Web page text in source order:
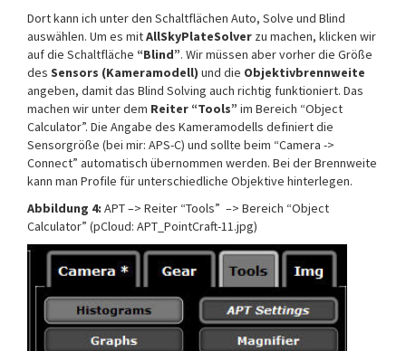
Dort kann ich unter den Schaltflächen Auto, Solve und Blind
auswählen. Um es mitAllSkyPlateSolver zu machen, klicken wir
auf die Schaltfläche “Blind”. Wir müssen aber vorher die Größe
des Sensors (Kameramodell) und die Objektivbrennweite
angeben, damit das Blind Solving auch richtig funktioniert. Das
machen wir unter dem Reiter “Tools” im Bereich “Object
Calculator”. Die Angabe des Kameramodells definiert die
Sensorgröße (bei mir: APS-C) und sollte beim “Camera ->
Connect” automatisch übernommen werden. Bei der Brennweite
kann man Profile für unterschiedliche Objektive hinterlegen.
Abbildung 4: APT –> Reiter “Tools” –> Bereich “Object
Calculator” (pCloud: APT_PointCraft-11.jpg)